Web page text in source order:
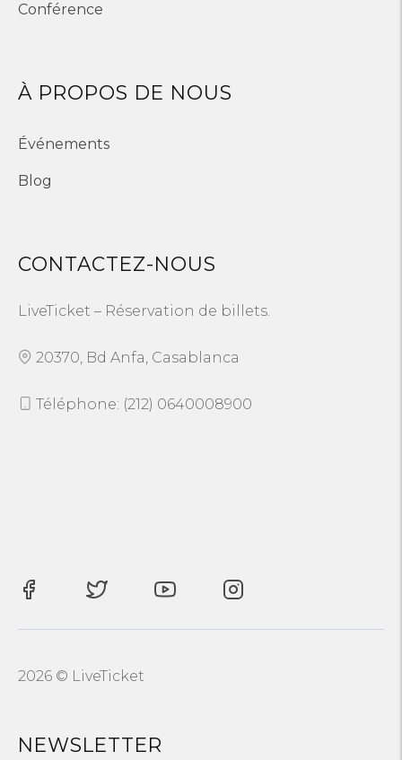
Conférence
À PROPOS DE NOUS
Événements
Blog
CONTACTEZ-NOUS
LiveTicket – Réservation de billets.
20370, Bd Anfa, Casablanca
Téléphone: (212) 0640008900
2026 © LiveTicket
NEWSLETTER